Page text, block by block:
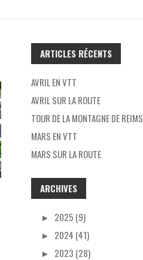
ARTICLES RÉCENTS
AVRIL EN VTT
AVRIL SUR LA ROUTE
TOUR DE LA MONTAGNE DE REIMS
MARS EN VTT
MARS SUR LA ROUTE
ARCHIVES
► 2025 (9)
► 2024 (41)
► 2023 (28)